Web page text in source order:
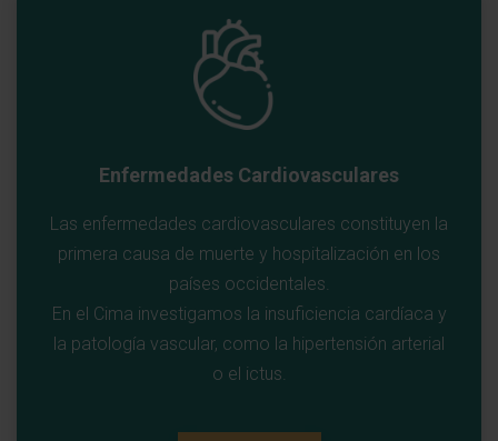
Enfermedades Cardiovasculares
Las enfermedades cardiovasculares constituyen la
primera causa de muerte y hospitalización en los
países occidentales.
En el Cima investigamos la insuficiencia cardíaca y
la patología vascular, como la hipertensión arterial
o el ictus.